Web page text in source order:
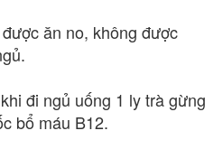
ăn no, không được
đi ngủ uống 1 ly trà gừng
bổ máu B12.